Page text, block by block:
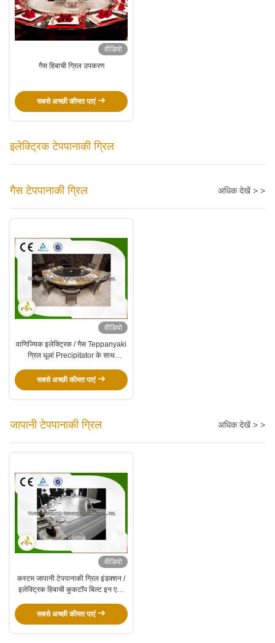
वीडियो
गैस हिबाची ग्रिल उपकरण
सबसे अच्छी कीमत पाएं
इलेक्ट्रिक टेपपानाकी ग्रिल
गैस टेपपानाकी ग्रिल अधिक देखें > >
वीडियो
वाणिज्यिक इलेक्ट्रिक / गैस Teppanyaki
ग्रिल धूआं Precipitator के साथ
सबसे अच्छी कीमत पाएं
जापानी टेपपानाकी ग्रिल अधिक देखें > >
वीडियो
कस्टम जापानी टेपपानाकी ग्रिल इंडक्शन /
इलेक्ट्रिक हिबाची कुकटॉप बिल्ट इन एयर
सबसे अच्छी कीमत पाएं